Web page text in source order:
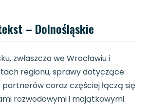
– Dolnośląskie
zwłaszcza we Wrocławiu i
regionu, sprawy dotyczące
partnerów coraz częściej łączą się
rozwodowymi i majątkowymi.